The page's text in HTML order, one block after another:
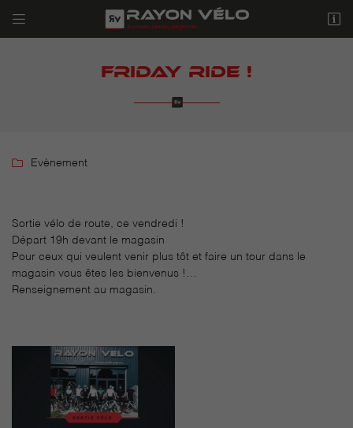
 
10 Avenue de l'Europe
 Adresse email de réception
 Recopier le code ci-contre
En cochant cette case, vous consentez à recevoir nos propositions commerciales
FRIDAY RIDE !
 Evènement
Sortie vélo de route, ce vendredi !
Départ 19h devant le magasin
Pour ceux qui veulent venir plus tôt et faire un tour dans le
magasin vous êtes les bienvenus !…
Renseignement au magasin.